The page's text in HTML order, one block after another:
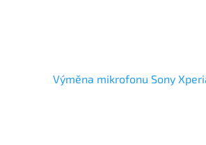
Výměna mikrofonu Sony